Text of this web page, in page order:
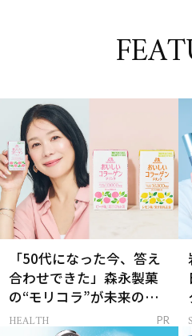
「50代になった今、答え
合わせできた」森永製菓
の“モリコラ”が未来のキ
レイを連れてくる！
HEALTH PR